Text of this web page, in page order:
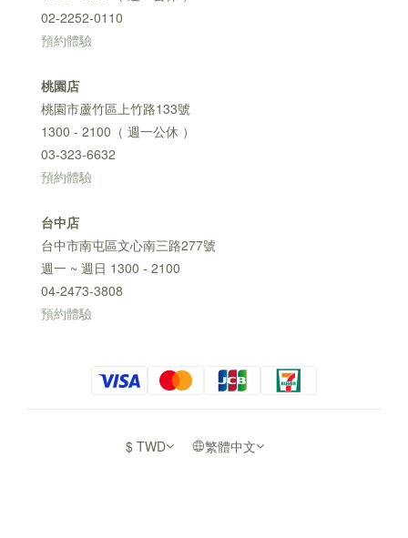
02-2252-0110
預約體驗
桃園店
桃園市蘆竹區上竹路133號
1300 - 2100（ 週一公休 ）
03-323-6632
預約體驗
台中店
台中市南屯區文心南三路277號
週一 ~ 週日 1300 - 2100
04-2473-3808
預約體驗
$ TWD 繁體中文